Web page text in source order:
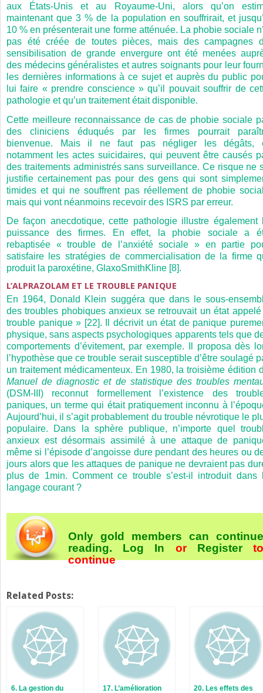
aux États-Unis et au Royaume-Uni, alors qu’on
maintenant que 3 % de la population en souffrirait, et
10 % en présenterait une forme atténuée. La phobie sociale
pas été créée de toutes pièces, mais des campagnes
sensibilisation de grande envergure ont été menées
des médecins généralistes et autres soignants pour leur
les dernières informations à ce sujet et auprès du public
lui faire « prendre conscience » qu’il pouvait souffrir de
pathologie et qu’un traitement était disponible.
Cette meilleure reconnaissance de cas de phobie sociale
des cliniciens éduqués par les firmes pourrait
bienvenue. Mais il ne faut pas négliger les dégâts,
notamment les actes suicidaires, qui peuvent être causés
des traitements administrés sans surveillance. Ce risque ne
justifie certainement pas pour des gens qui sont
timides et qui ne souffrent pas réellement de phobie
mais qui vont néanmoins recevoir des ISRS par erreur.
De façon anecdotique, cette pathologie illustre également
puissance des firmes. En effet, la phobie sociale a
rebaptisée « trouble de l’anxiété sociale » en partie
satisfaire les stratégies de commercialisation de la firme
produit la paroxétine, GlaxoSmithKline [8].
L’ALPRAZOLAM ET LE TROUBLE PANIQUE
En 1964, Donald Klein suggéra que dans le sous-
des troubles phobiques anxieux se retrouvait un état
trouble panique » [22]. Il décrivit un état de panique
physique, sans aspects psychologiques apparents tels que
comportements d’évitement, par exemple. Il proposa dès
l’hypothèse que ce trouble serait susceptible d’être soulagé
un traitement médicamenteux. En 1980, la troisième édition
Manuel de diagnostic et de statistique des troubles
(DSM-III) reconnut formellement l’existence des
paniques, un terme qui était pratiquement inconnu à
Aujourd’hui, il s’agit probablement du trouble névrotique le
populaire. Dans la sphère publique, n’importe quel
anxieux est désormais assimilé à une attaque de
même si l’épisode d’angoisse dure pendant des heures ou
jours alors que les attaques de panique ne devraient pas
plus de 1min. Comment ce trouble s’est-il introduit dans
langage courant ?
Only gold members can continue
reading. Log In orRegister
continue
Related Posts:
6. La gestion du
17. L’amélioration
20. Les effets des